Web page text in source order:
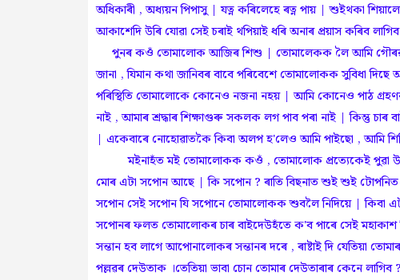
অধিকাৰী , অধ্যয়ন পিপাসু | যত্ন কৰিলেহে ৰত্ন পায় | শুইথকা
আকাশেদি উৰি যোৱা সেই চৰাই থপিয়াই ধৰি অনাৰ প্রয়াস কৰিব
পুনৰ কওঁ তোমালোক আজিৰ শিশু | তোমালেকক লৈ আমি গৌৰৱ
জানা , যিমান কথা জানিবৰ বাবে পৰিবেশে তোমালোকক সুবিধা
পৰিস্থিতি তোমালোকে কোনেও নজনা নহয় | আমি কোনেও পাঠ
নাই , আমাৰ শ্রদ্ধাৰ শিক্ষাগুৰু সকলক লগ পাব পৰা নাই | কিন্তু
| একেবাৰে নোহোৱাতকৈ কিবা অলপ হ'লেও আমি পাইছো , আমি
মইনাহঁত মই তোমালোকক কওঁ , তোমালোক প্রত্যেকেই পুৱা
মোৰ এটা সপোন আছে | কি সপোন ? ৰাতি বিছনাত শুই শুই
সপোন সেই সপোন যি সপোনে তোমালোকক শুবলৈ নিদিয়ে | কিবা
সপোনৰ ফলত তোমালোকৰ চাৰ বাইদেউহঁতে ক'ব পাৰে সেই মহাকাশ
সন্তান হব লাগে আপোনালোকৰ সন্তানৰ দৰে , ৰাষ্টাই দি যেতিয়া
পল্লৱৰ দেউতাক ।তেতিয়া ভাবা চোন তোমাৰ দেউতাৰাৰ কেনে লাগিব ?